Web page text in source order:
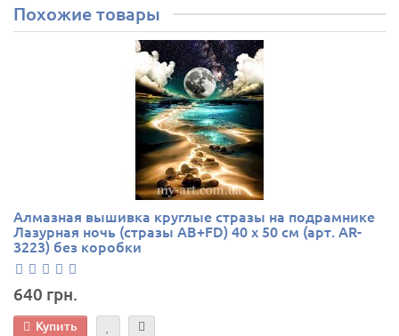
Похожие товары
Алмазная вышивка круглые стразы на подрамнике
Лазурная ночь (стразы AB+FD) 40 х 50 см (арт. AR-
3223) без коробки
640 грн.
Купить